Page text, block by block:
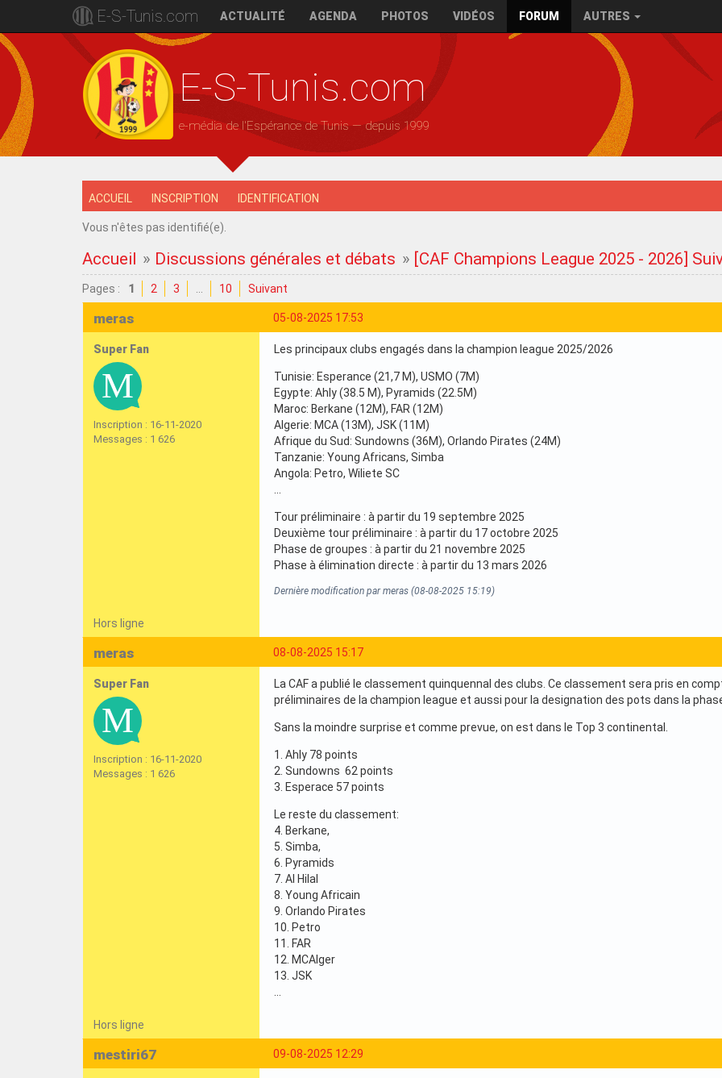
E-S-Tunis.com ACTUALITÉ AGENDA PHOTOS VIDÉOS FORUM AUTRES
E-S-Tunis.com
e-média de l'Espérance de Tunis — depuis 1999
ACCUEIL INSCRIPTION IDENTIFICATION
Vous n'êtes pas identifié(e).
Accueil » Discussions générales et débats » [CAF Champions League 2025 - 2026]
Pages : 1 2 3 10 Suivant
05-08-2025 17:53
meras
Super Fan
Inscription : 16-11-2020
Messages : 1 626
Les principaux clubs engagés dans la champion league 2025/2026
Tunisie: Esperance (21,7 M), USMO (7M)
Egypte: Ahly (38.5 M), Pyramids (22.5M)
Maroc: Berkane (12M), FAR (12M)
Algerie: MCA (13M), JSK (11M)
Afrique du Sud: Sundowns (36M), Orlando Pirates (24M)
Tanzanie: Young Africans, Simba
Angola: Petro, Wiliete SC
...
Tour préliminaire : à partir du 19 septembre 2025
Deuxième tour préliminaire : à partir du 17 octobre 2025
Phase de groupes : à partir du 21 novembre 2025
Phase à élimination directe : à partir du 13 mars 2026
Dernière modification par meras (08-08-2025 15:19)
Hors ligne
08-08-2025 15:17
meras
Super Fan
Inscription : 16-11-2020
Messages : 1 626
La CAF a publié le classement quinquennal des clubs. Ce classement sera pris en
préliminaires de la champion league et aussi pour la designation des pots dans la
Sans la moindre surprise et comme prevue, on est dans le Top 3 continental.
1. Ahly 78 points
2. Sundowns 62 points
3. Esperace 57 points
Le reste du classement:
4. Berkane,
5. Simba,
6. Pyramids
7. Al Hilal
8. Young Africain
9. Orlando Pirates
10. Petro
11. FAR
12. MCAlger
13. JSK
…
Hors ligne
09-08-2025 12:29
mestiri67